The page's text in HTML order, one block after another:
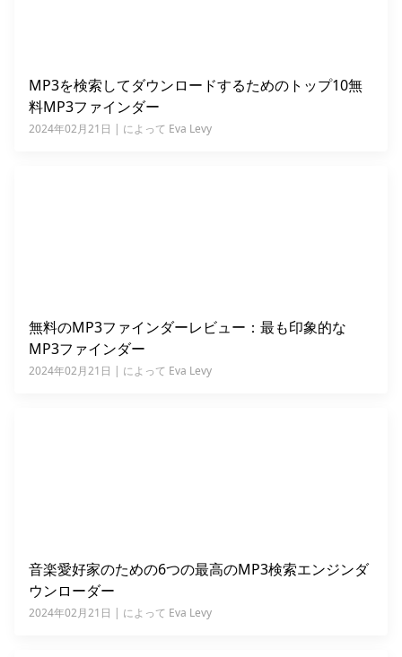
MP3を検索してダウンロードするためのトップ10無
料MP3ファインダー
2024年02月21日 | によって Eva Levy
無料のMP3ファインダーレビュー：最も印象的な
MP3ファインダー
2024年02月21日 | によって Eva Levy
音楽愛好家のための6つの最高のMP3検索エンジンダ
ウンローダー
2024年02月21日 | によって Eva Levy